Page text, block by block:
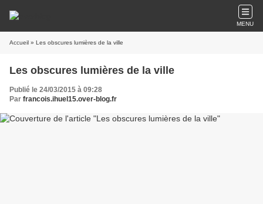
MENU
Accueil » Les obscures lumières de la ville
Les obscures lumières de la ville
Publié le 24/03/2015 à 09:28
Par francois.ihuel15.over-blog.fr